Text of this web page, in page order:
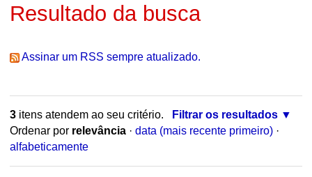
Resultado da busca
Assinar um RSS sempre atualizado.
3itens atendem ao seu critério.
Filtrar os resultados
Ordenar por relevância · data (mais recente primeiro) ·
alfabeticamente